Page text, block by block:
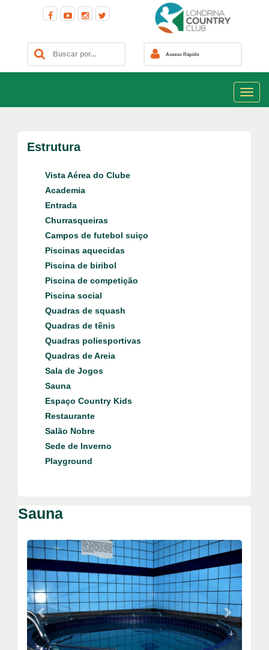
Acesso Rápido
Estrutura
Vista Aérea do Clube
Academia
Entrada
Churrasqueiras
Campos de futebol suiço
Piscinas aquecidas
Piscina de biribol
Piscina de competição
Piscina social
Quadras de squash
Quadras de tênis
Quadras poliesportivas
Quadras de Areia
Sala de Jogos
Sauna
Espaço Country Kids
Restaurante
Salão Nobre
Sede de Inverno
Playground
Sauna